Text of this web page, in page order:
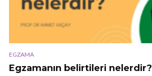
EGZAMA
Egzamanın belirtileri nelerdir?